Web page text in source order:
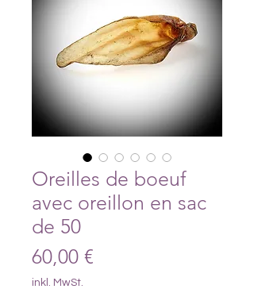
Oreilles de boeuf
avec oreillon en sac
de 50
60,00 €
inkl. MwSt.